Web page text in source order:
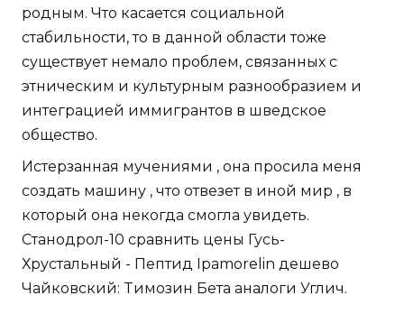
родным. Что касается социальной
стабильности, то в данной области тоже
существует немало проблем, связанных с
этническим и культурным разнообразием и
интеграцией иммигрантов в шведское
общество.
Истерзанная мучениями , она просила меня
создать машину , что отвезет в иной мир , в
который она некогда смогла увидеть.
Станодрол-10 сравнить цены Гусь-
Хрустальный - Пептид Ipamorelin дешево
Чайковский: Tимозин Бета аналоги Углич.